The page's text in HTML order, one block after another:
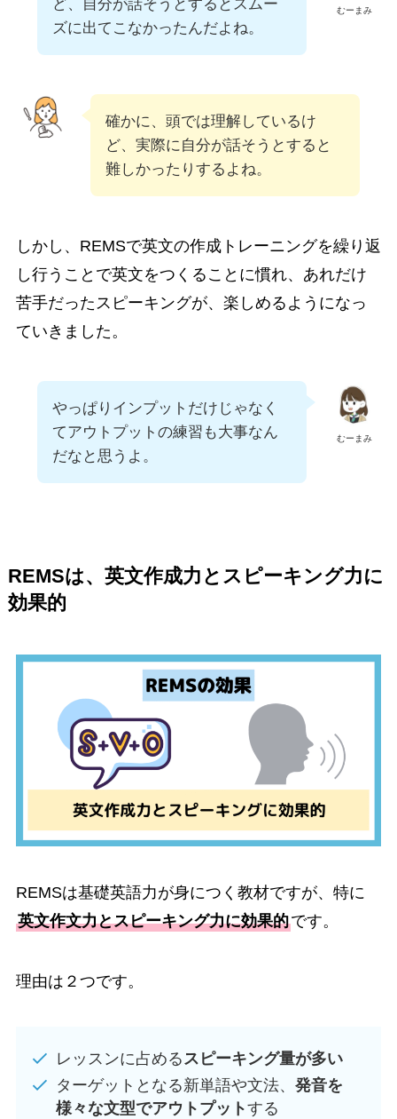
むーまみ
ど、自分が話そうとするとスムー
ズに出てこなかったんだよね。
確かに、頭では理解しているけ
ど、実際に自分が話そうとすると
難しかったりするよね。
しかし、REMSで英文の作成トレーニングを繰り返
し行うことで英文をつくることに慣れ、あれだけ
苦手だったスピーキングが、楽しめるようになっ
ていきました。
むーまみ
やっぱりインプットだけじゃなく
てアウトプットの練習も大事なん
だなと思うよ。
REMSは、英文作成力とスピーキング力に
効果的
REMSは基礎英語力が身につく教材ですが、特に
英文作文力とスピーキング力に効果的です。
理由は２つです。
レッスンに占める スピーキング量が多い
ターゲットとなる新単語や文法、 発音を
様々な文型でアウトプットする